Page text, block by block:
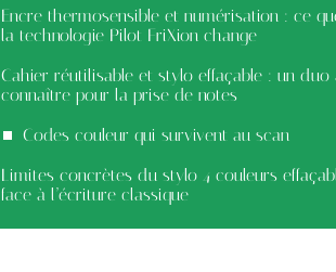
Encre thermosensible et numérisation : ce
la technologie Pilot FriXion change
Cahier réutilisable et stylo effaçable : un duo
connaître pour la prise de notes
Codes couleur qui survivent au scan
Limites concrètes du stylo 4 couleurs
face à l’écriture classique